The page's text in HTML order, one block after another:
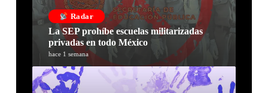
Radar
La SEP prohíbe escuelas militarizadas
privadas en todo México
hace 1 semana